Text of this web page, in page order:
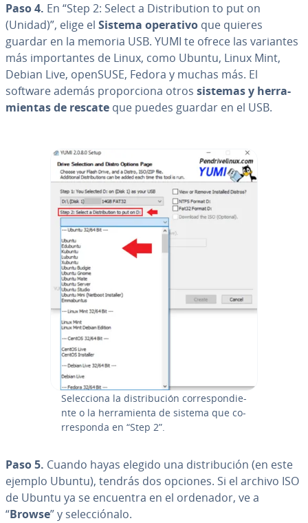
Paso 4. En “Step 2: Select a Di­s­tri­bu­tion to put on
(Unidad)”, elige el Sistema operativo que quieres
guardar en la memoria USB. YUMI te ofrece las variantes
más im­po­r­ta­n­tes de Linux, como Ubuntu, Linux Mint,
Debian Live, openSUSE, Fedora y muchas más. El
software además pro­po­r­cio­na otros sistemas y he­rra­
mie­n­tas de rescate que puedes guardar en el USB.
Se­le­c­cio­na la di­s­tri­bu­ción co­rre­s­po­n­die­
n­te o la he­rra­mie­n­ta de sistema que co­
rre­s­po­n­da en “Step 2”.
Paso 5. Cuando hayas elegido una di­s­tri­bu­ción (en este
ejemplo Ubuntu), tendrás dos opciones. Si el archivo ISO
de Ubuntu ya se encuentra en el ordenador, ve a
“Browse” y se­le­c­ció­na­lo.